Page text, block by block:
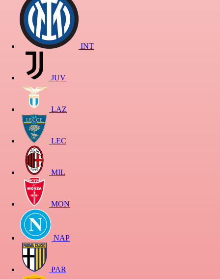
INT
JUV
LAZ
LEC
MIL
MON
NAP
PAR